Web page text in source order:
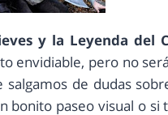
y la Leyenda del
envidiable, pero no
salgamos de dudas
bonito paseo visual o si